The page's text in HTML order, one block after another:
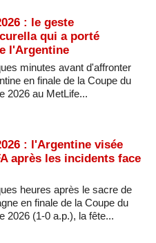
: le geste
qui a porté
l'Argentine
minutes avant d'affronter
en finale de la Coupe du
2026 au MetLife...
: l'Argentine visée
après les incidents face
heures après le sacre de
en finale de la Coupe du
2026 (1-0 a.p.), la fête...